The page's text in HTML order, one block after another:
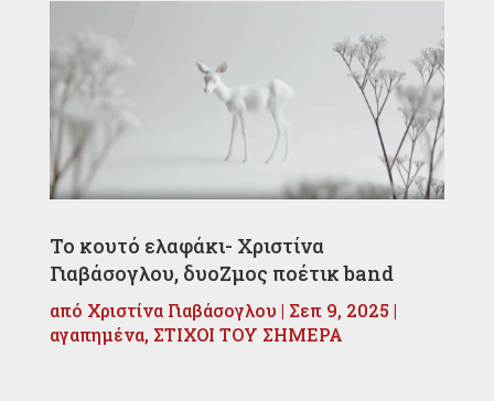
Το κουτό ελαφάκι- Χριστίνα
Γιαβάσογλου, δυοΖμος ποέτικ band
από Χριστίνα Γιαβάσογλου | Σεπ 9, 2025 |
αγαπημένα, ΣΤΙΧΟΙ ΤΟΥ ΣΗΜΕΡΑ